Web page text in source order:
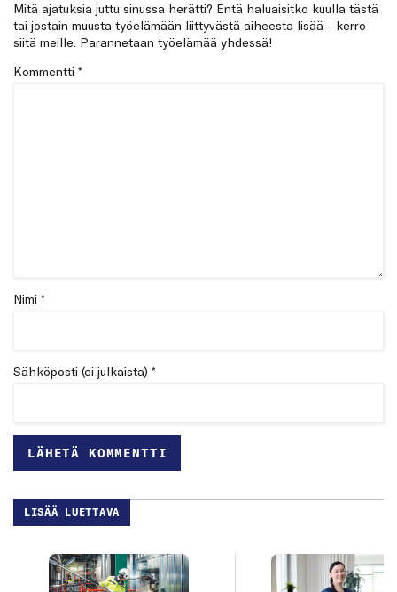
Mitä ajatuksia juttu sinussa herätti? Entä haluaisitko kuulla tästä
tai jostain muusta työelämään liittyvästä aiheesta lisää - kerro
siitä meille. Parannetaan työelämää yhdessä!
Kommentti *
Nimi *
Sähköposti (ei julkaista) *
LISÄÄ LUETTAVA